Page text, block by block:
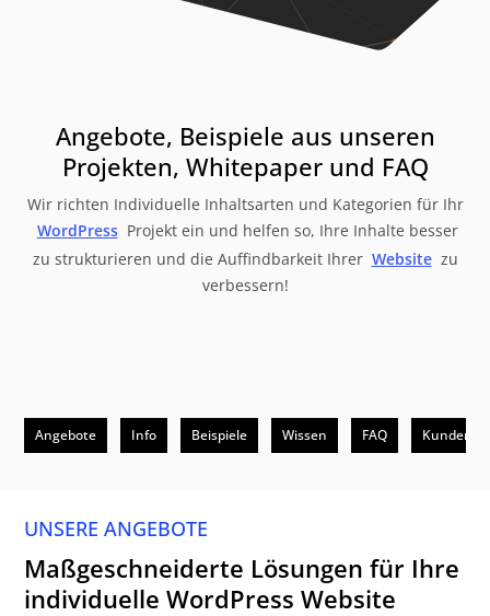
Angebote, Beispiele aus unseren
Projekten, Whitepaper und FAQ
Wir richten Individuelle Inhaltsarten und Kategorien für Ihr
WordPress Projekt ein und helfen so, Ihre Inhalte besser
zu strukturieren und die Auffindbarkeit Ihrer Website zu
verbessern!
Angebote Info Beispiele Wissen FAQ Kunden
UNSERE ANGEBOTE
Maßgeschneiderte Lösungen für Ihre
individuelle WordPress Website